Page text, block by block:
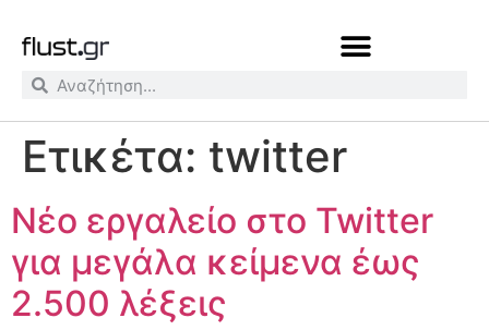
Ετικέτα: twitter
Νέο εργαλείο στο Twitter
για μεγάλα κείμενα έως
2.500 λέξεις